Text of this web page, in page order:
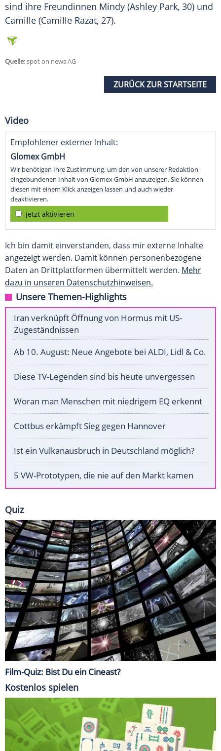
sind ihre Freundinnen Mindy (Ashley Park, 30) und
Camille (Camille Razat, 27).
Quelle:spot on news AG
ZURÜCK ZUR STARTSEITE
Video
Empfohlener externer Inhalt:
Glomex GmbH
Wir benötigen Ihre Zustimmung, um den von unserer Redaktion
eingebundenen Inhalt von Glomex GmbH anzuzeigen. Sie können
diesen mit einem Klick anzeigen lassen und auch wieder
deaktivieren.
jetzt aktivieren
Ich bin damit einverstanden, dass mir externe Inhalte
angezeigt werden. Damit können personenbezogene
Daten an Drittplattformen übermittelt werden. Mehr
dazu in unseren Datenschutzhinweisen.
Unsere Themen-Highlights
Iran verknüpft Öffnung von Hormus mit US-
Zugeständnissen
Ab 10. August: Neue Angebote bei ALDI, Lidl & Co.
Diese TV-Legenden sind bis heute unvergessen
Woran man Menschen mit niedrigem EQ erkennt
Cottbus erkämpft Sieg gegen Hannover
Ist ein Vulkanausbruch in Deutschland möglich?
5 VW-Prototypen, die nie auf den Markt kamen
Quiz
Film-Quiz: Bist Du ein Cineast?
Kostenlos spielen